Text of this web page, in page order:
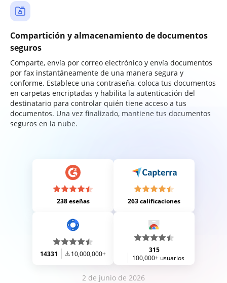
Compartición y almacenamiento de documentos
seguros
Comparte, envía por correo electrónico y envía documentos
por fax instantáneamente de una manera segura y
conforme. Establece una contraseña, coloca tus documentos
en carpetas encriptadas y habilita la autenticación del
destinatario para controlar quién tiene acceso a tus
documentos. Una vez finalizado, mantiene tus documentos
seguros en la nube.
238 eseñas 263 calificaciones
14331 10,000,000+
315
100,000+ usuarios
2 de junio de 2026